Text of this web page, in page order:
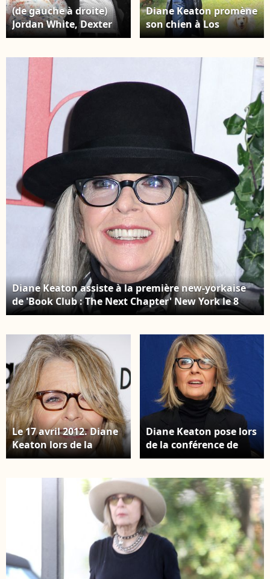
(de gauche à droite)
Jordan White, Dexter
Keaton, Diane Keaton
la cérémonie de remise
des empreintes de
Diane Keaton qui s'est
tenue au TCL Chinese
Theater à Hollywood,
Los Angeles, CA, USA,
le jeudi 11 août 2022.
Photo par Sthanlee B.
Mirador/SPUS/ABACAPRESS.COM
Diane Keaton promène
son chien à Los
Angeles, CA, USA le 1er
BauerGriffin/
Diane Keaton assiste à la première new-yorkaise
de 'Book Club : The Next Chapter' New York le 8
mai 2023. Photo par Steven
Le 17 avril 2012. Diane
Keaton lors de la
première à Los Angeles
Companion" qui s'est
tenue à l'Egyptian
Theater, Los Angeles.
/PCN/ABACAPRESS.COM
Diane Keaton pose lors
de la conférence de
presse pour Darling
Four Seasons à Los
Angeles, CA, USA le 12
avril 2012. Photo par
Munawar
Hosain/Startraks/